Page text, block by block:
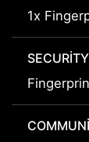
1x
SECURITY